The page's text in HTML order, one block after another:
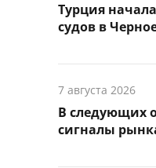
Турция
судов в
7 августа 2026
В следующих
сигналы